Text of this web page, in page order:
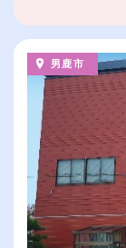
男鹿市